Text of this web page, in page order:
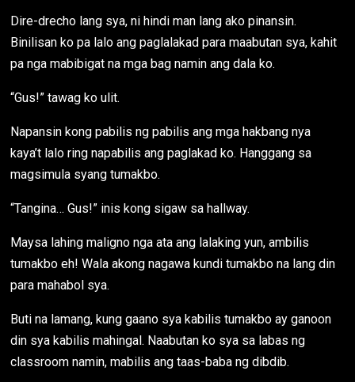
Dire-drecho lang sya, ni hindi man lang ako pinansin.
Binilisan ko pa lalo ang paglalakad para maabutan sya, kahit
pa nga mabibigat na mga bag namin ang dala ko.
“Gus!” tawag ko ulit.
Napansin kong pabilis ng pabilis ang mga hakbang nya
kaya’t lalo ring napabilis ang paglakad ko. Hanggang sa
magsimula syang tumakbo.
“Tangina… Gus!” inis kong sigaw sa hallway.
Maysa lahing maligno nga ata ang lalaking yun, ambilis
tumakbo eh! Wala akong nagawa kundi tumakbo na lang din
para mahabol sya.
Buti na lamang, kung gaano sya kabilis tumakbo ay ganoon
din sya kabilis mahingal. Naabutan ko sya sa labas ng
classroom namin, mabilis ang taas-baba ng dibdib.